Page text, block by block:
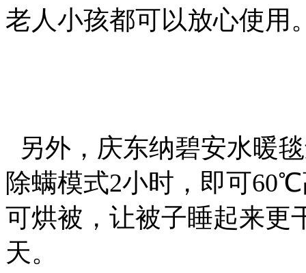
老人小孩都可以放心使用
另外，庆东纳碧安水暖
除螨模式2小时，即可
可烘被，让被子睡起来更
天。